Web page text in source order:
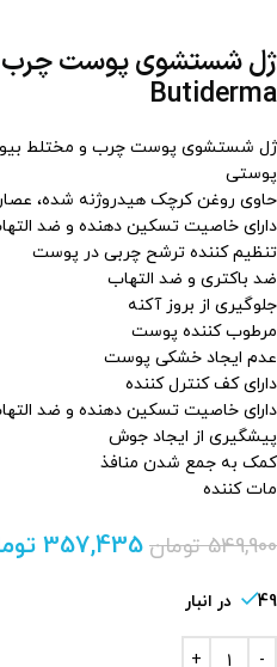
ژل شستشوی پوست چرب
Butiderma
ژل شستشوی پوست چرب و مختلط
پوستی
حاوی روغن کرچک هیدروژنه شده،
دارای خاصیت تسکین دهنده و ضد
تنظیم کننده ترشح چربی در پوست
ضد باکتری و ضد التهاب
جلوگیری از بروز آکنه
مرطوب کننده پوست
عدم ایجاد خشکی پوست
دارای کف کنترل کننده
دارای خاصیت تسکین دهنده و ضد
پیشگیری از ایجاد جوش
کمک به جمع شدن منافذ
مات کننده
549,900 تومان 357,435
49 در انبار